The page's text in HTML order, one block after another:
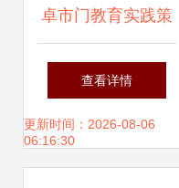
卓市门教育实践策
行版释束壳间做营
观文化润翼根营育
查看详情
更新时间：2026-08-06
06:16:30